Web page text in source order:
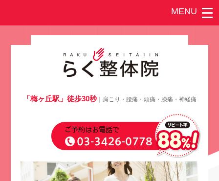
「梅ヶ丘駅」徒歩30秒｜肩こり・腰痛・頭痛・膝痛・神経痛